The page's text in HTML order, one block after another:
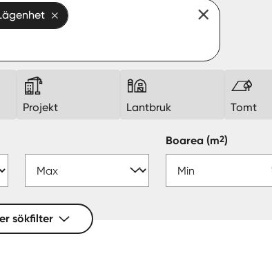
Projekt Lantbruk Tomt
Boarea(m2)
sökfilter